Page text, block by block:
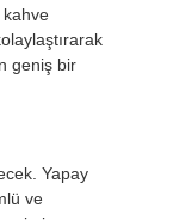
kahve
geniş bir
Yapay
ve